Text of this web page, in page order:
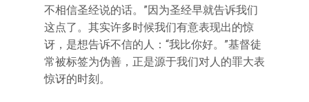
不相信圣经说的话。”因为圣经早就告诉我们
这点了。其实许多时候我们有意表现出的惊
讶，是想告诉不信的人：“我比你好。”基督徒
常被标签为伪善，正是源于我们对人的罪大表
惊讶的时刻。